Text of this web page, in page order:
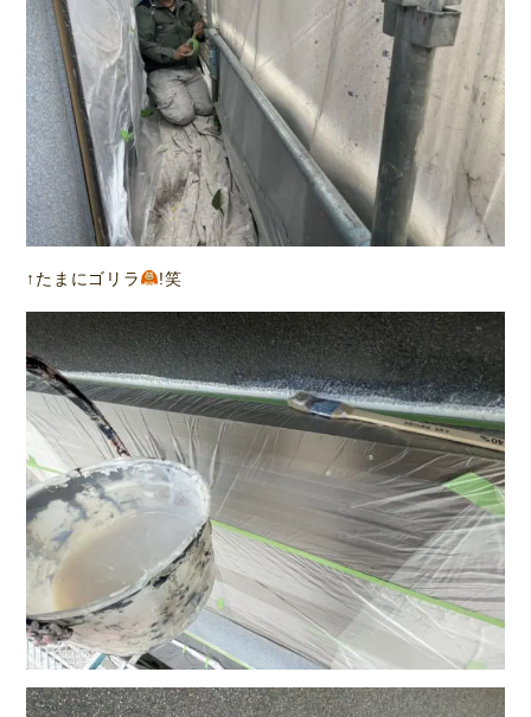
↑たまにゴリラ !笑